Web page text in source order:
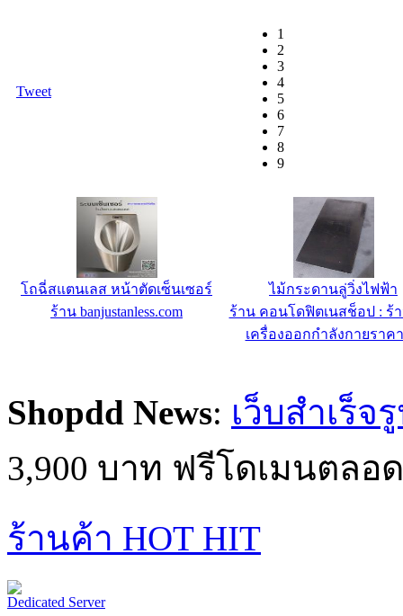
Tweet
1
2
3
4
5
6
7
8
9
โถฉี่สแตนเลส หน้าตัดเซ็นเซอร์
ร้าน banjustanless.com
ไม้กระดานลู่วิ่งไฟฟ้า
ร้าน คอนโดฟิตเนสช็อป : ร้
เครื่องออกกำลังกายราค
Shopdd News: เว็บสำเร็จ
3,900 บาท ฟรีโดเมนตลอ
ร้านค้า HOT HIT
Dedicated Server